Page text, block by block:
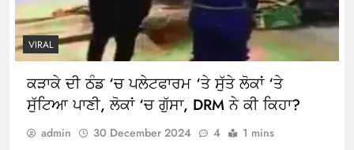
VIRAL
ਕੜਾਕੇ ਦੀ ਠੰਡ ‘ਚ ਪਲੇਟਫਾਰਮ ‘ਤੇ ਸੁੱਤੇ ਲੋਕਾਂ ‘ਤੇ
ਸੁੱਟਿਆ ਪਾਣੀ, ਲੋਕਾਂ ‘ਚ ਗੁੱਸਾ, DRM ਨੇ ਕੀ ਕਿਹਾ?
admin 30 December 2024 4 1 mins